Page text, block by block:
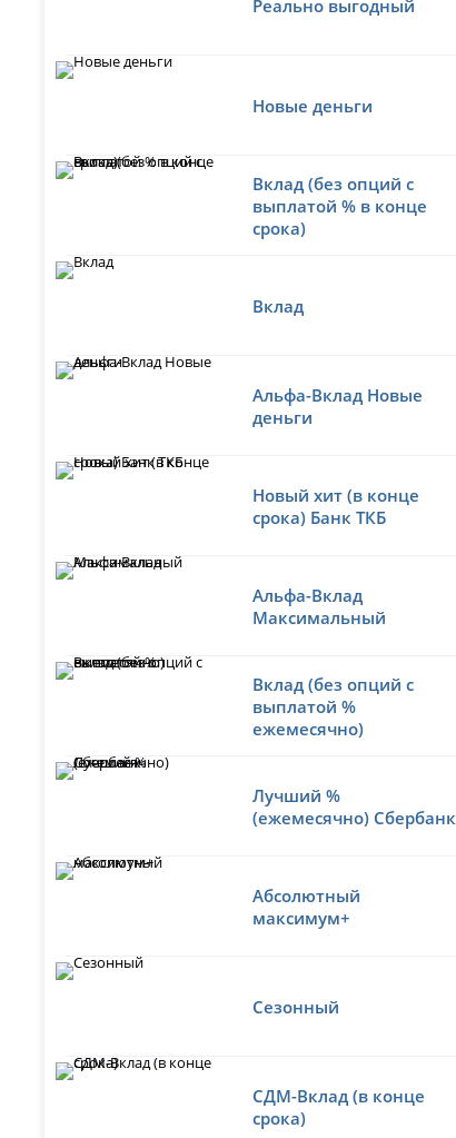
Реально выгодный
Новые деньги
Вклад (без опций с
выплатой % в конце
срока)
Вклад
Альфа-Вклад Новые
деньги
Новый хит (в конце
срока) Банк ТКБ
Альфа-Вклад
Максимальный
Вклад (без опций с
выплатой %
ежемесячно)
Лучший %
(ежемесячно) Сбербанк
Абсолютный
максимум+
Сезонный
СДМ-Вклад (в конце
срока)